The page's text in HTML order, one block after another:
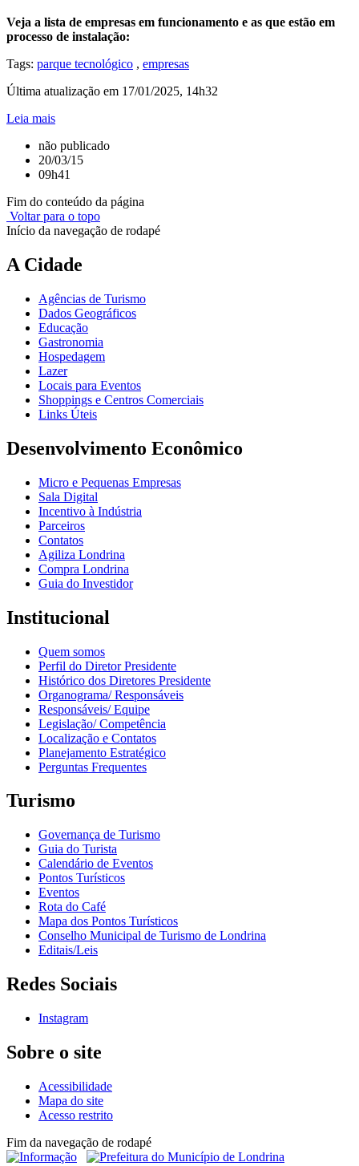
Veja a lista de empresas em funcionamento e as que estão em
processo de instalação:
Tags: parque tecnológico , empresas
Última atualização em 17/01/2025, 14h32
Leia mais
não publicado
20/03/15
09h41
Fim do conteúdo da página
Voltar para o topo
Início da navegação de rodapé
A Cidade
Agências de Turismo
Dados Geográficos
Educação
Gastronomia
Hospedagem
Lazer
Locais para Eventos
Shoppings e Centros Comerciais
Links Úteis
Desenvolvimento Econômico
Micro e Pequenas Empresas
Sala Digital
Incentivo à Indústria
Parceiros
Contatos
Agiliza Londrina
Compra Londrina
Guia do Investidor
Institucional
Quem somos
Perfil do Diretor Presidente
Histórico dos Diretores Presidente
Organograma/ Responsáveis
Responsáveis/ Equipe
Legislação/ Competência
Localização e Contatos
Planejamento Estratégico
Perguntas Frequentes
Turismo
Governança de Turismo
Guia do Turista
Calendário de Eventos
Pontos Turísticos
Eventos
Rota do Café
Mapa dos Pontos Turísticos
Conselho Municipal de Turismo de Londrina
Editais/Leis
Redes Sociais
Instagram
Sobre o site
Acessibilidade
Mapa do site
Acesso restrito
Fim da navegação de rodapé